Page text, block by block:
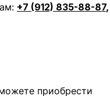
+7 (912) 835-88-87,
приобрести